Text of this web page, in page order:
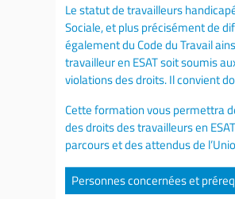
Le statut de travailleurs
Sociale, et plus précisément de
également du Code du Travail
travailleur en ESAT soit soumis
violations des droits. Il convient
Cette formation vous permettra
des droits des travailleurs en
parcours et des attendus de
Personnes concernées et